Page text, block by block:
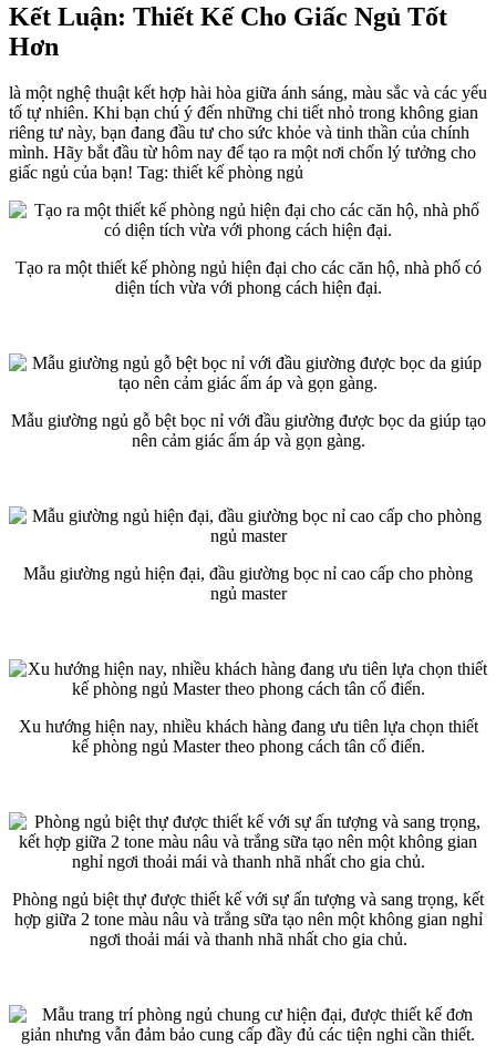
Kết Luận: Thiết Kế Cho Giấc Ngủ Tốt
Hơn
là một nghệ thuật kết hợp hài hòa giữa ánh sáng, màu sắc và các yếu
tố tự nhiên. Khi bạn chú ý đến những chi tiết nhỏ trong không gian
riêng tư này, bạn đang đầu tư cho sức khỏe và tinh thần của chính
mình. Hãy bắt đầu từ hôm nay để tạo ra một nơi chốn lý tưởng cho
giấc ngủ của bạn! Tag: thiết kế phòng ngủ
Tạo ra một thiết kế phòng ngủ hiện đại cho các căn hộ, nhà phố có
diện tích vừa với phong cách hiện đại.
Mẫu giường ngủ gỗ bệt bọc nỉ với đầu giường được bọc da giúp tạo
nên cảm giác ấm áp và gọn gàng.
Mẫu giường ngủ hiện đại, đầu giường bọc nỉ cao cấp cho phòng
ngủ master
Xu hướng hiện nay, nhiều khách hàng đang ưu tiên lựa chọn thiết
kế phòng ngủ Master theo phong cách tân cổ điển.
Phòng ngủ biệt thự được thiết kế với sự ấn tượng và sang trọng, kết
hợp giữa 2 tone màu nâu và trắng sữa tạo nên một không gian nghỉ
ngơi thoải mái và thanh nhã nhất cho gia chủ.